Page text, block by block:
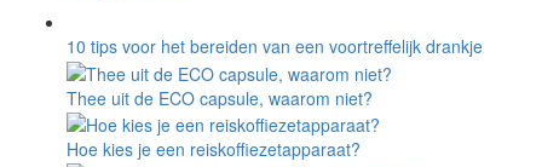
10 tips voor het bereiden van een voortreffelijk drankje
Thee uit de ECO capsule, waarom niet?
Hoe kies je een reiskoffiezetapparaat?